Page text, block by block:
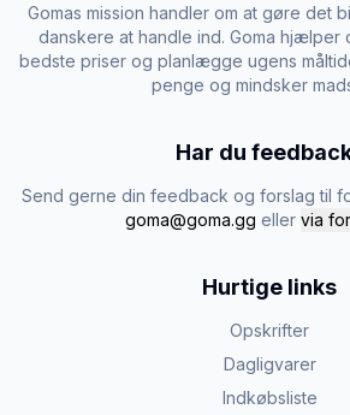
Gomas mission handler om at gøre det
danskere at handle ind. Goma hjælper
bedste priser og planlægge ugens
penge og mindsker
Har du
Send gerne din feedback og forslag til
goma@goma.gg eller via
Hurtige links
Opskrifter
Dagligvarer
Indkøbsliste